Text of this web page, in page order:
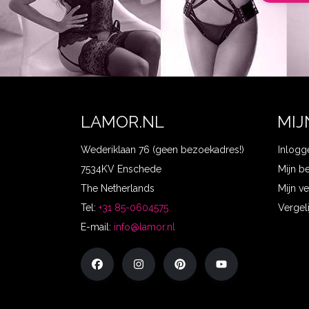
LAMOR.NL
Wederiklaan 76 (geen bezoekadres!)
7534KV Enschede
The Netherlands
Tel: +31 85-0604575
E-mail: info@lamor.nl
Mijn
Mijn